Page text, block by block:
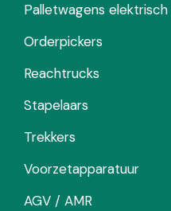
Palletwagens elektrisch
Orderpickers
Reachtrucks
Stapelaars
Trekkers
Voorzetapparatuur
AGV / AMR